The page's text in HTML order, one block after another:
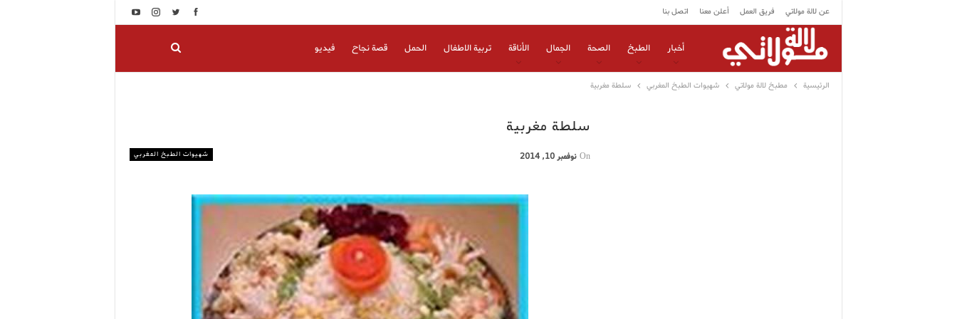
عن لالة مولاتي فريق العمل أعلن معنا اتصل بنا
أخبار الطبخ الصحة الجمال الأناقة تربية الاطفال الحمل قصة نجاح فيديو
الرئيسية مطبخ لالة مولاتي شهيوات الطبخ المغربي سلطة مغربية
سلطة مغربية
شهيوات الطبخ المغربي On نوفمبر 10, 2014